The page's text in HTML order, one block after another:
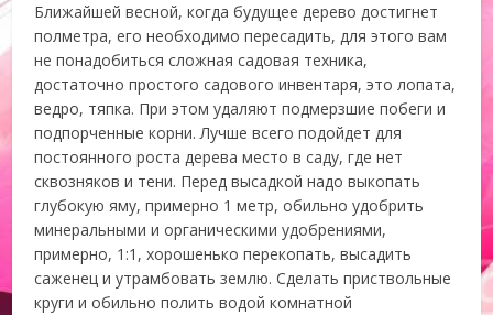
Ближайшей весной, когда будущее дерево достигнет
полметра, его необходимо пересадить, для этого вам
не понадобиться сложная садовая техника,
достаточно простого садового инвентаря, это лопата,
ведро, тяпка. При этом удаляют подмерзшие побеги и
подпорченные корни. Лучше всего подойдет для
постоянного роста дерева место в саду, где нет
сквозняков и тени. Перед высадкой надо выкопать
глубокую яму, примерно 1 метр, обильно удобрить
минеральными и органическими удобрениями,
примерно, 1:1, хорошенько перекопать, высадить
саженец и утрамбовать землю. Сделать приствольные
круги и обильно полить водой комнатной